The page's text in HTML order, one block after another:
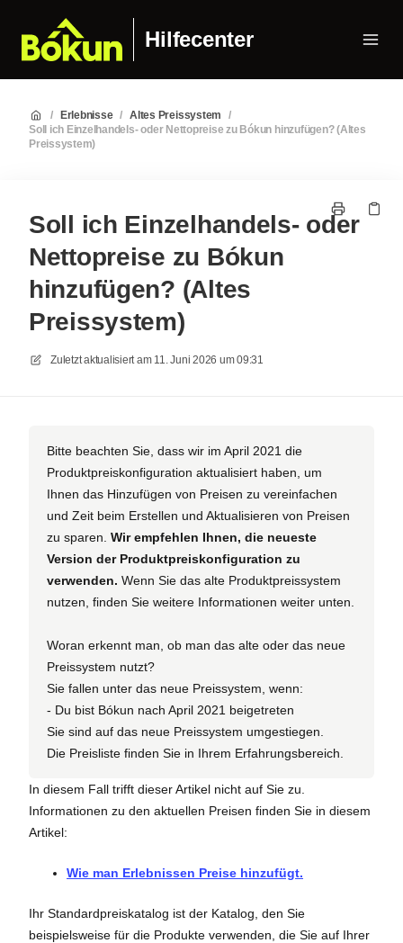
Hilfecenter
/ Erlebnisse / Altes Preissystem
/
Soll ich Einzelhandels- oder Nettopreise zu Bókun hinzufügen? (Altes
Preissystem)
Soll ich Einzelhandels- oder
Nettopreise zu Bókun
hinzufügen? (Altes
Preissystem)
Zuletzt aktualisiert am 11. Juni 2026 um 09:31
Bitte beachten Sie, dass wir im April 2021 die
Produktpreiskonfiguration aktualisiert haben, um
Ihnen das Hinzufügen von Preisen zu vereinfachen
und Zeit beim Erstellen und Aktualisieren von Preisen
zu sparen. Wir empfehlen Ihnen, die neueste
Version der Produktpreiskonfiguration zu
verwenden. Wenn Sie das alte Produktpreissystem
nutzen, finden Sie weitere Informationen weiter unten.
Woran erkennt man, ob man das alte oder das neue
Preissystem nutzt?
Sie fallen unter das neue Preissystem, wenn:
- Du bist Bókun nach April 2021 beigetreten
Sie sind auf das neue Preissystem umgestiegen.
Die Preisliste finden Sie in Ihrem Erfahrungsbereich.
In diesem Fall trifft dieser Artikel nicht auf Sie zu.
Informationen zu den aktuellen Preisen finden Sie in diesem
Artikel:
Wie man Erlebnissen Preise hinzufügt.
Ihr Standardpreiskatalog ist der Katalog, den Sie
beispielsweise für die Produkte verwenden, die Sie auf Ihrer